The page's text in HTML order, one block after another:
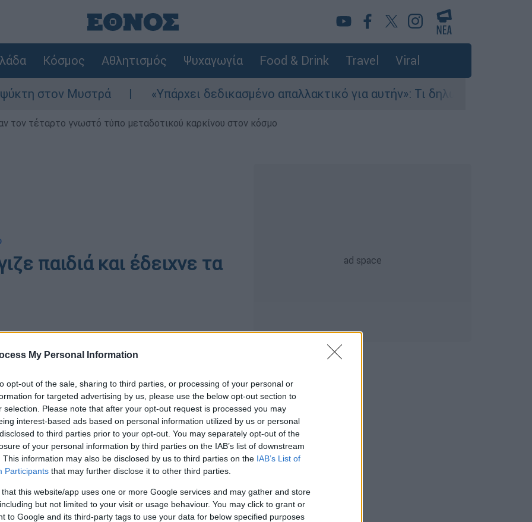
My Personal Information
opt-out of the sale, sharing to third parties, or processing of your personal or
for targeted advertising by us, please use the below opt-out section to
selection. Please note that after your opt-out request is processed you may
interest-based ads based on personal information utilized by us or personal
to third parties prior to your opt-out. You may separately opt-out of the
of your personal information by third parties on the IAB’s list of downstream
This information may also be disclosed by us to third parties on the IAB’s List of
Participants that may further disclose it to other third parties.
that this website/app uses one or more Google services and may gather and store
but not limited to your visit or usage behaviour. You may click to grant or
to Google and its third-party tags to use your data for below specified purposes
Κόσμος Αθλητισμός Ψυχαγωγία Food & Drink Travel Viral
στον Μυστρά «Υπάρχει δεδικασμένο απαλλακτικό για αυτήν»: Τι δηλώνει στο
τον τέταρτο γνωστό τύπο μεταδοτικού καρκίνου στον κόσμο
παιδιά και έδειχνε τα